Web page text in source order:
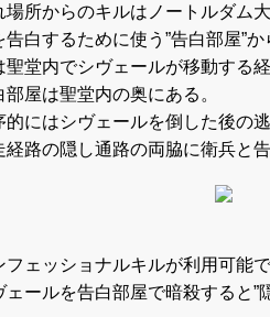
場所からのキルはノートルダム
告白するために使う”告白部屋”か
聖堂内でシヴェールが移動する
部屋は聖堂内の奥にある。
的にはシヴェールを倒した後の
経路の隠し通路の両脇に衛兵と
フェッショナルキルが利用可能で
ェールを告白部屋で暗殺すると”